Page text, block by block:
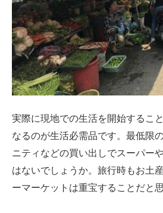
実際に現地での生活を開始するこ
なるのが生活必需品です。最低限
ニティなどの買い出しでスーパー
はないでしょうか。旅行時もお土
ーマーケットは重宝することだと思